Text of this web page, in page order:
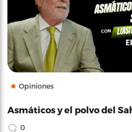
Opiniones
Asmáticos y el polvo del
0